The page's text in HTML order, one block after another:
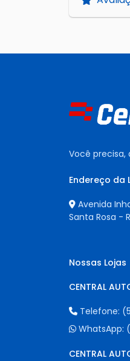
Você precisa,
Endereço da
Avenida
Santa Rosa -
Nossas Lojas
CENTRAL
Telefone:
WhatsApp:
CENTRAL